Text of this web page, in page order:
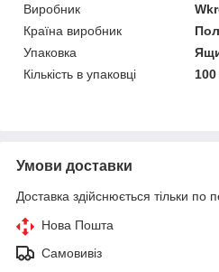
Виробник
Країна виробник
Упаковка
Кількість в упаковці
Умови доставки
Доставка здійснюється тільки по
Нова Пошта
Самовивіз